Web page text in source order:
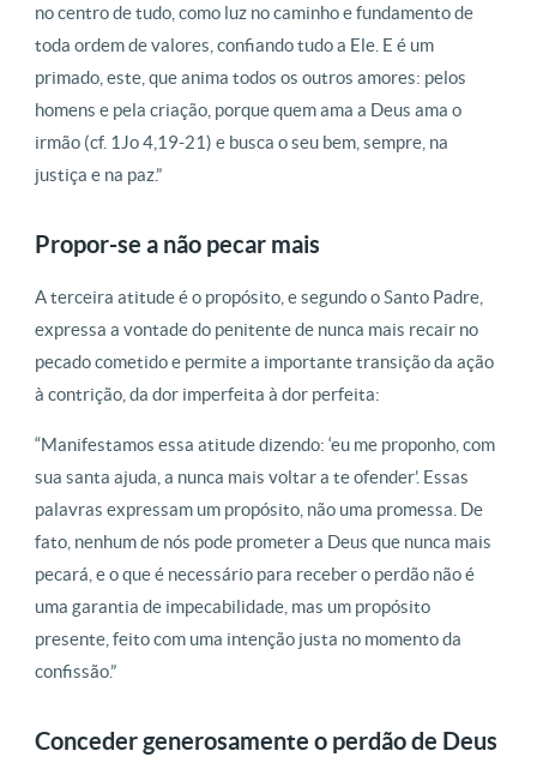
no centro de tudo, como luz no caminho e fundamento de
toda ordem de valores, confiando tudo a Ele. E é um
primado, este, que anima todos os outros amores: pelos
homens e pela criação, porque quem ama a Deus ama o
irmão (cf. 1Jo 4,19-21) e busca o seu bem, sempre, na
justiça e na paz.”
Propor-se a não pecar mais
A terceira atitude é o propósito, e segundo o Santo Padre,
expressa a vontade do penitente de nunca mais recair no
pecado cometido e permite a importante transição da ação
à contrição, da dor imperfeita à dor perfeita:
“Manifestamos essa atitude dizendo: ‘eu me proponho, com
sua santa ajuda, a nunca mais voltar a te ofender’. Essas
palavras expressam um propósito, não uma promessa. De
fato, nenhum de nós pode prometer a Deus que nunca mais
pecará, e o que é necessário para receber o perdão não é
uma garantia de impecabilidade, mas um propósito
presente, feito com uma intenção justa no momento da
confissão.”
Conceder generosamente o perdão de Deus